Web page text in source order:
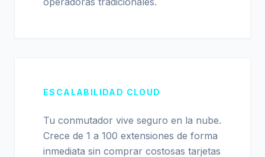
ESCALABILIDAD CLOUD
Tu conmutador vive seguro en la nube.
Crece de 1 a 100 extensiones de forma
inmediata sin comprar costosas tarjetas